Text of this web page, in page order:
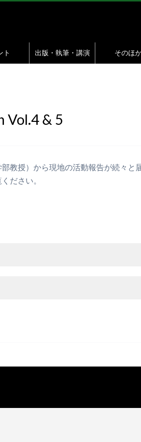
ト 出版・執筆・講演 そのほ
Vol.4 & 5
教授）から現地の活動報告が続々と
ださい。